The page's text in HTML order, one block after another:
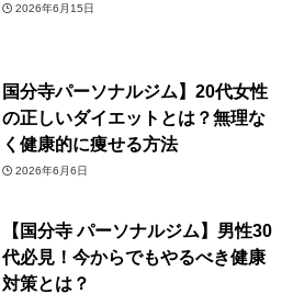
2026年6月15日
国分寺パーソナルジム】20代女性
の正しいダイエットとは？無理な
く健康的に痩せる方法
2026年6月6日
【国分寺 パーソナルジム】男性30
代必見！今からでもやるべき健康
対策とは？